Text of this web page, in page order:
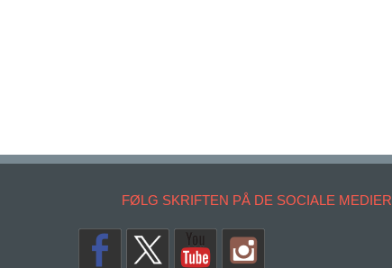
FØLG SKRIFTEN PÅ DE SOCIALE MEDIER